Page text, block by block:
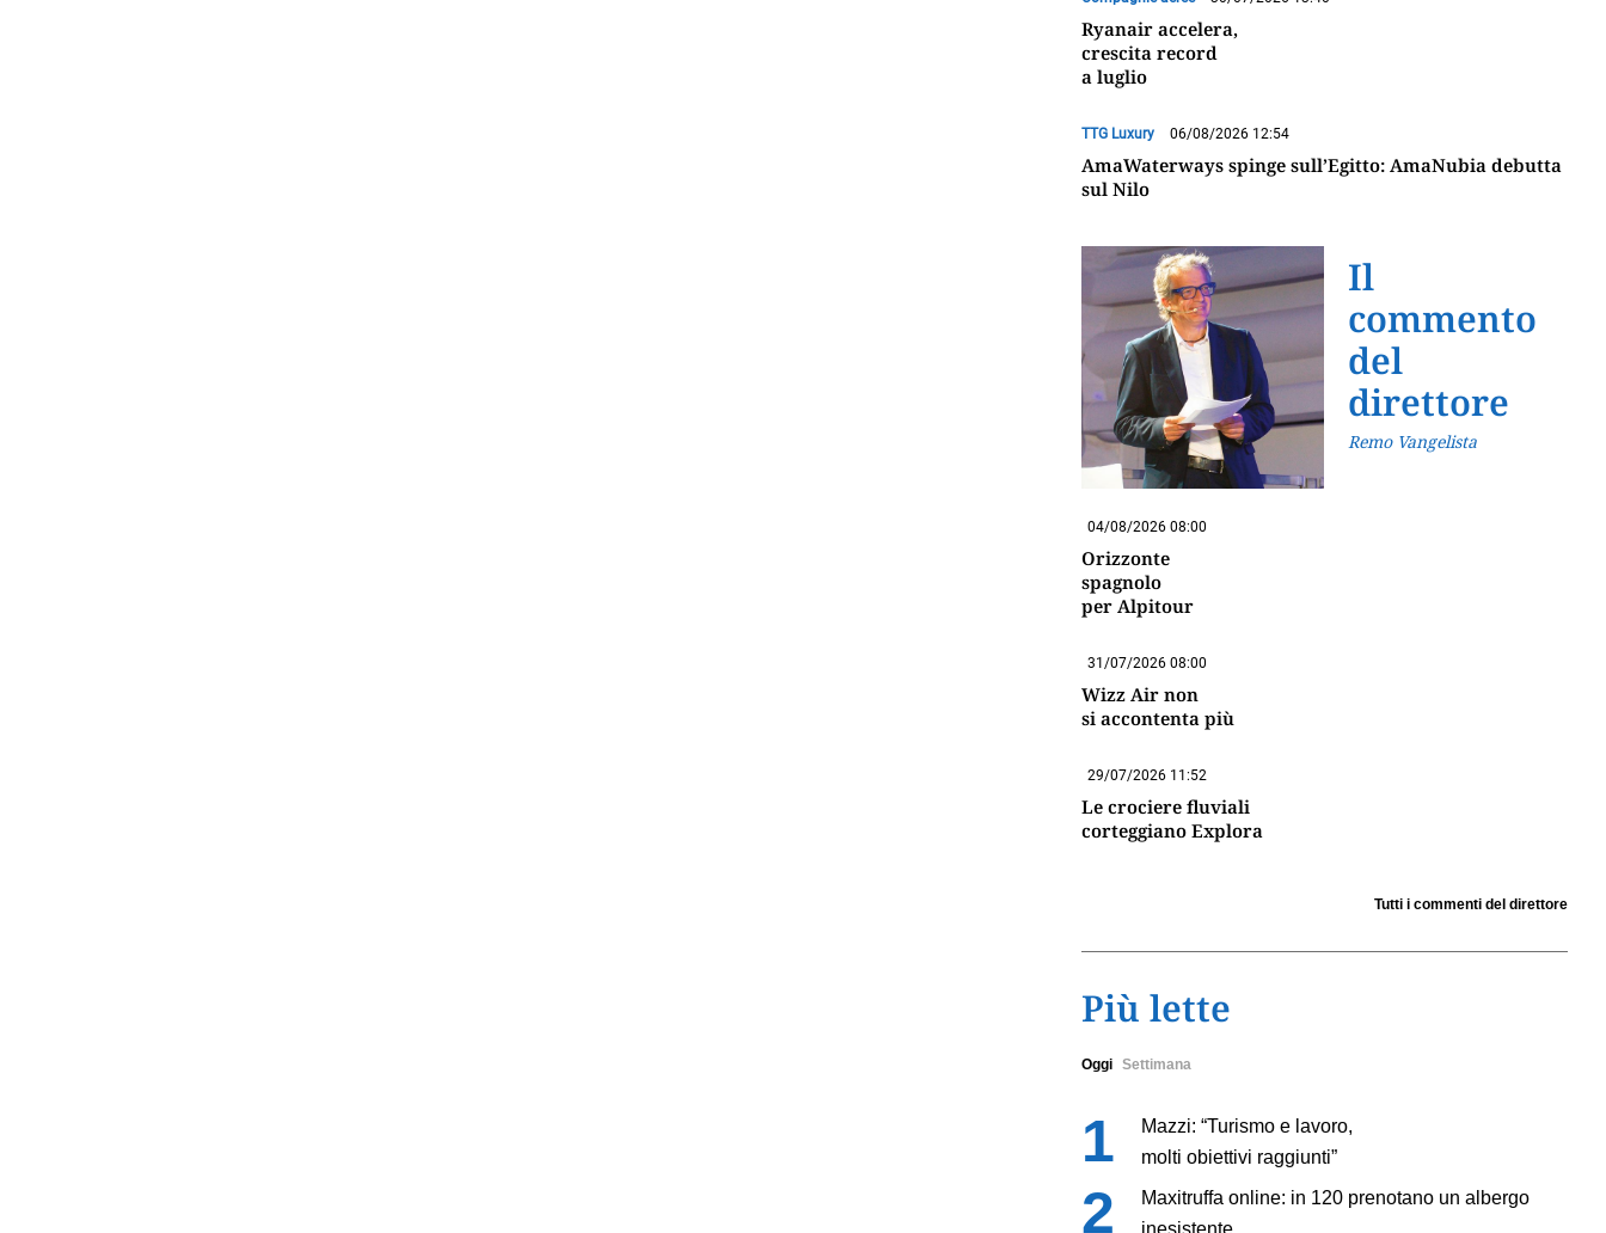
Ryanair accelera,
crescita record
a luglio
TTG Luxury 06/08/2026 12:54
AmaWaterways spinge sull’Egitto: AmaNubia debutta
sul Nilo
Il
commento
del
direttore
Remo Vangelista
04/08/2026 08:00
Orizzonte
spagnolo
per Alpitour
31/07/2026 08:00
Wizz Air non
si accontenta più
29/07/2026 11:52
Le crociere fluviali
corteggiano Explora
Tutti i commenti del direttore
Più lette
Oggi Settimana
Mazzi: “Turismo e lavoro,
molti obiettivi raggiunti”
Maxitruffa online: in 120 prenotano un albergo